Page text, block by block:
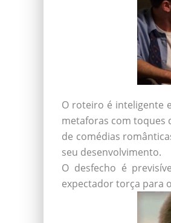
O roteiro é inteligente
metaforas com toques
de comédias
seu desenvolvimento.
O desfecho é
expectador torça para